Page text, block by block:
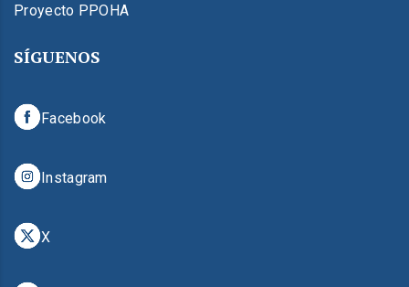
Proyecto PPOHA
SÍGUENOS
Facebook
Instagram
X